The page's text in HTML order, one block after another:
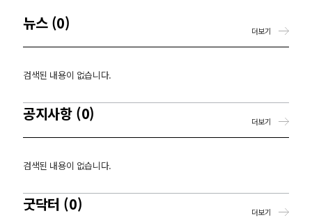
뉴스 (0)
검색된 내용이 없습니다.
더보기
공지사항 (0)
검색된 내용이 없습니다.
더보기
굿닥터 (0) 더보기